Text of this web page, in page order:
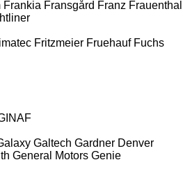
Frankia Fransgård Franz Frauenthal
Fritzmeier Fruehauf Fuchs
Galtech Gardner Denver
General Motors Genie